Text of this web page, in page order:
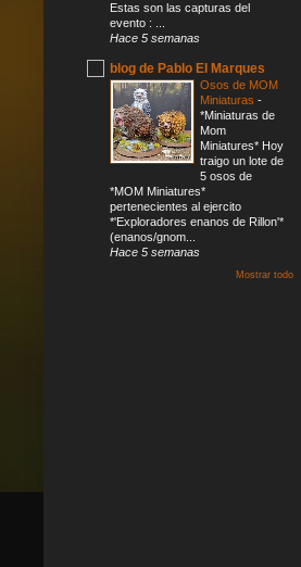
Estas son las capturas del
evento : ...
Hace 5 semanas
blog de Pablo El Marques
Osos de MOM
Miniaturas -
*Miniaturas de
Mom
Miniatures* Hoy
traigo un lote de
5 osos de
*MOM Miniatures*
pertenecientes al ejercito
*'Exploradores enanos de Rillon'*
(enanos/gnom...
Hace 5 semanas
Mostrar todo